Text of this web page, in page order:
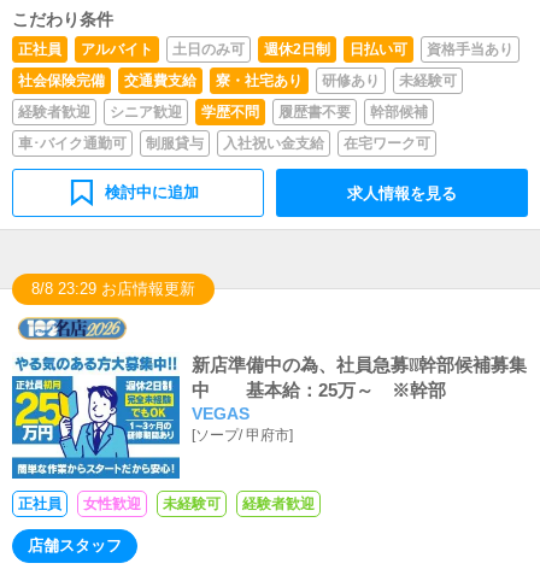
こだわり条件
正社員 アルバイト 土日のみ可 週休2日制 日払い可
資格手当あり
社会保険完備
交通費支給 寮・社宅あり 研修あり
未経験可
経験者歓迎
シニア歓迎 学歴不問 履歴書不要
幹部候補
車･バイク通勤可
制服貸与 入社祝い金支給 在宅ワーク可
検討中に追加 求人情報を見る
8/8 23:29 お店情報更新
新店準備中の為、社員急募❕❕幹部候補募集
中 基本給：25万～ ※幹部
VEGAS
[ソープ/甲府市]
正社員 女性歓迎 未経験可 経験者歓迎
店舗スタッフ